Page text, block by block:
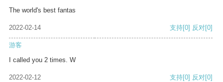
The world's best fantas
2022-02-14 支持[0] 反对[0]
游客
I called you 2 times. W
2022-02-12 支持[0] 反对[0]